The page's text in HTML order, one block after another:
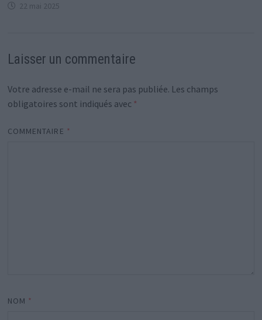
22 mai 2025
Laisser un commentaire
Votre adresse e-mail ne sera pas publiée. Les champs
obligatoires sont indiqués avec *
COMMENTAIRE *
NOM *